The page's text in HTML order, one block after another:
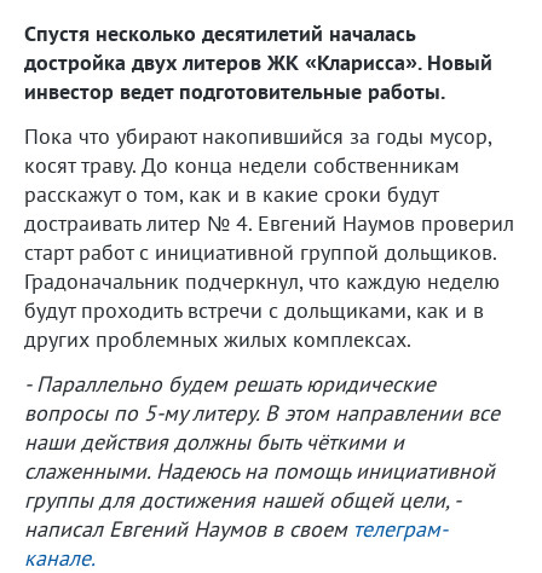
Спустя несколько десятилетий началась
достройка двух литеров ЖК «Кларисса». Новый
инвестор ведет подготовительные работы.
Пока что убирают накопившийся за годы мусор,
косят траву. До конца недели собственникам
расскажут о том, как и в какие сроки будут
достраивать литер № 4. Евгений Наумов проверил
старт работ с инициативной группой дольщиков.
Градоначальник подчеркнул, что каждую неделю
будут проходить встречи с дольщиками, как и в
других проблемных жилых комплексах.
- Параллельно будем решать юридические
вопросы по 5-му литеру. В этом направлении все
наши действия должны быть чёткими и
слаженными. Надеюсь на помощь инициативной
группы для достижения нашей общей цели, -
написал Евгений Наумов в своем телеграм-
канале.